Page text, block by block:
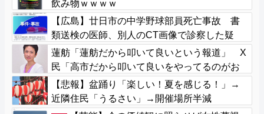
飲み物ｗｗｗｗ
【広島】廿日市の中学野球部員死亡事故 書
類送検の医師、別人のCT画像で診察した疑
い 頭部出血に気づかなかった可能性
蓮舫「蓮舫だから叩いて良いという報道」 X
民「高市だから叩いて良いをやってるのがお
前だろ」
【悲報】盆踊り「楽しい！夏を感じる！」→
近隣住民「うるさい」→開催場所半減